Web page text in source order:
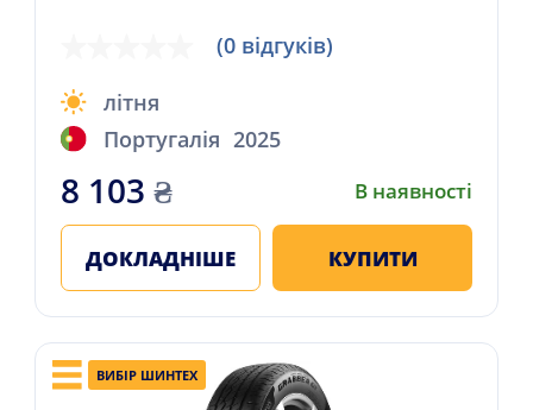
(0 відгуків)
літня
Португалія 2025
8 103 ₴ В наявності
ДОКЛАДНІШЕ КУПИТИ
ВИБІР ШИНТЕХ